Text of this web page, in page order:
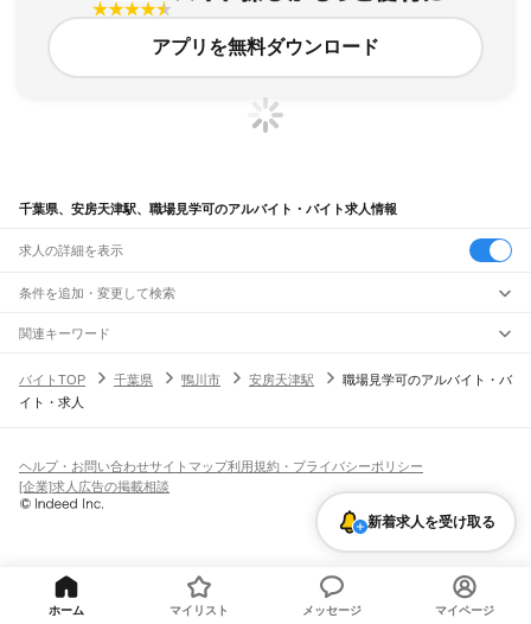
アプリを無料ダウンロード
千葉県、安房天津駅、職場見学可のアルバイト・バイト求人情報
求人の詳細を表示
条件を追加・変更して検索
市区町村を追加・変更
千葉県すべて
千葉市
旭市習志野市柏市勝浦市市原市流山市八千代市我孫子市鴨川市鎌ケ谷市
君津市富津市浦安市 印西市白井市富里市南房総市
匝瑳市香取市 印旛郡 香取郡山武郡 長生郡夷隅郡
駅を追加・変更
JR中央・総武線
市川駅本八幡駅下総中山駅 津田沼駅
幕張駅
新検見川駅
南酒々井駅
日向駅 横芝駅飯倉駅 干潟駅
飯岡駅倉橋駅 松岸駅銚子駅
職種を追加・変更
飲食・フードサービスすべて
ホールスタッフキッチンスタッフ
パン屋（ベーカリー）
バー（BAR）・バーテンダー
飲食店（店長・マネージャー）
営業テレフォンアポインター（テレアポ） ルートセールス
フードカウンター販売員
アパレル
家電量販店・携帯販売（携帯ショップ）
販売店（店長・マネージャー） その他販売
人気
日払いOK高校生歓迎 髪型・髪色自由
留学生・外国人活躍中
シフト
土日祝のみOK
平日のみOK 週1日からOK 週2・3日からOK
週4日以上OK
雇用形態を追加・変更
派遣社員
業務委託
関連キーワード
バイトTOP
千葉県 鴨川市 安房天津駅
職場見学可のアルバイト・バ
イト・求人
新着求人を受け取る
ヘルプ・お問い合わせサイトマップ利用規約・プライバシーポリシー
[企業]求人広告の掲載相談
ホーム マイリスト メッセージ マイページ